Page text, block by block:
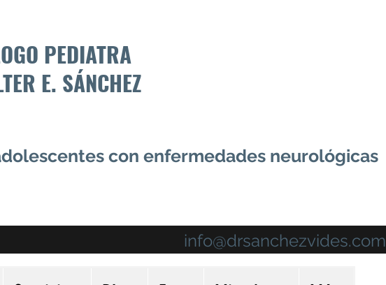
PEDIATRA
E. SÁNCHEZ
con enfermedades neurológicas
info@drsanchezvides.com